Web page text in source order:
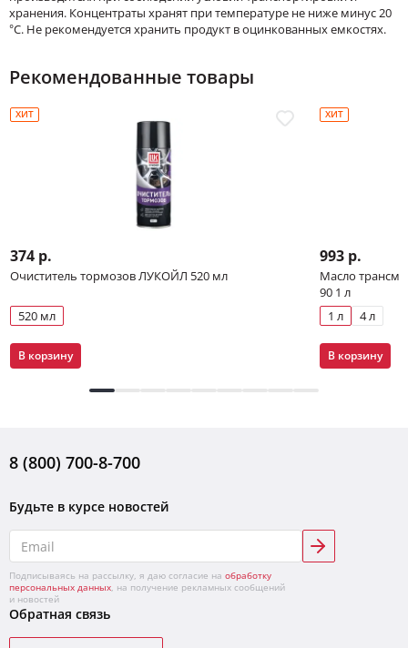
хранения. Концентраты хранят при температуре не ниже минус 20
°С. Не рекомендуется хранить продукт в оцинкованных емкостях.
Рекомендованные товары
ХИТ
374 р.
Очиститель тормозов ЛУКОЙЛ 520 мл
520 мл
В корзину
ХИТ
993 р.
Масло
90 1 л
1 л
4 л
В корзину
8 (800) 700-8-700
Будьте в курсе новостей
Подписываясь на рассылку, я даю согласие на обработку
персональных данных, на получение рекламных сообщений
и новостей
Обратная связь